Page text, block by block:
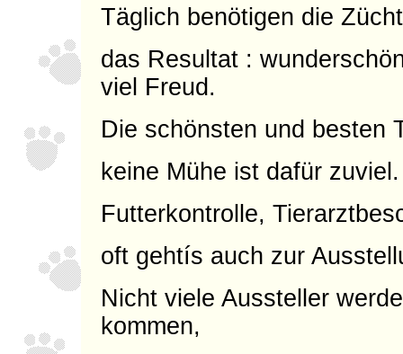
Täglich benötigen die
das Resultat :
viel Freud.
Die schönsten und besten
keine Mühe ist dafür zuviel.
Futterkontrolle,
oft gehtís auch zur
Nicht viele Aussteller
kommen,